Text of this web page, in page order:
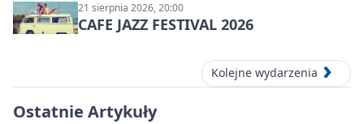
21 sierpnia 2026, 20:00
CAFE JAZZ FESTIVAL 2026
Kolejne wydarzenia
Ostatnie Artykuły